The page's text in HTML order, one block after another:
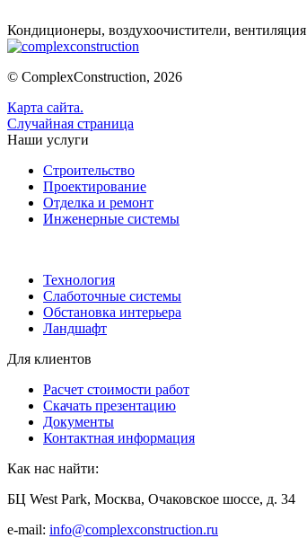
Кондиционеры, воздухоочистители, вентиляция
© ComplexConstruction, 2026
Карта сайта.
Случайная страница
Наши услуги
Строительство
Проектирование
Отделка и ремонт
Инженерные системы
Технология
Слаботочные системы
Обстановка интерьера
Ландшафт
Для клиентов
Расчет стоимости работ
Скачать презентацию
Документы
Контактная информация
Как нас найти:
БЦ West Park, Москва, Очаковское шоссе, д. 34
e-mail: info@complexconstruction.ru